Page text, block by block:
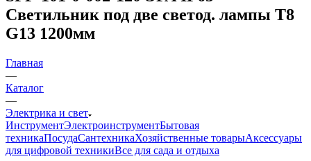
Светильник под две светод. лампы T8
G13 1200мм
Главная
—
Каталог
—
Электрика и свет
ИнструментЭлектроинструментБытовая
техникаПосудаСантехникаХозяйственные товарыАксессуары
для цифровой техникиВсе для сада и отдыха